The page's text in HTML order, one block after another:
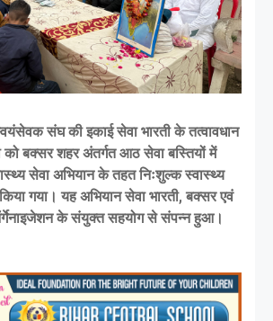
संघ की इकाई सेवा भारती के तत्वावधान
को बक्सर शहर अंतर्गत आठ सेवा बस्तियों में
सेवा अभियान के तहत निःशुल्क स्वास्थ्य
गया। यह अभियान सेवा भारती, बक्सर एवं
के संयुक्त सहयोग से संपन्न हुआ।